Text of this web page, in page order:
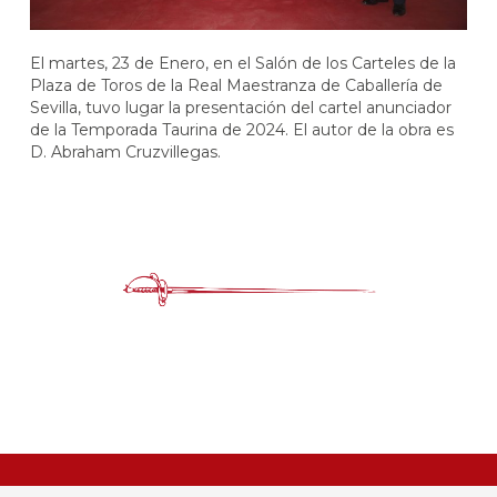
El martes, 23 de Enero, en el Salón de los Carteles de la
Plaza de Toros de la Real Maestranza de Caballería de
Sevilla, tuvo lugar la presentación del cartel anunciador
de la Temporada Taurina de 2024. El autor de la obra es
D. Abraham Cruzvillegas.